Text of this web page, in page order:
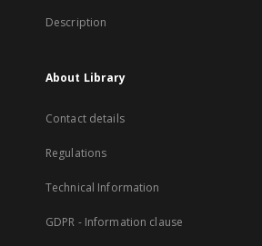
Description
About Library
Contact details
Regulations
Technical Information
GDPR - Information clause